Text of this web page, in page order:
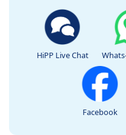
HiPP Live Chat
Facebook